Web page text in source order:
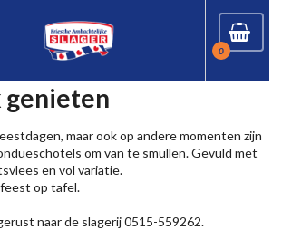
0
genieten
maar ook op andere momenten zijn
om van te smullen. Gevuld met
en vol variatie.
op tafel.
naar de slagerij 0515-559262.